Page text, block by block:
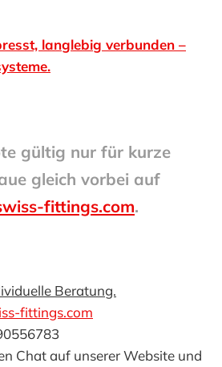
langlebig verbunden –
gültig nur für kurze
gleich vorbei auf
fittings.com.
Beratung.
fittings.com
Chat auf unserer Website und